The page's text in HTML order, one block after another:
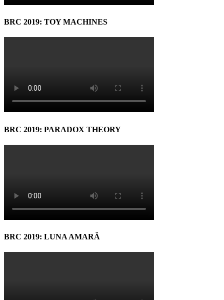
BRC 2019: TOY MACHINES
BRC 2019: PARADOX THEORY
BRC 2019: LUNA AMARĂ